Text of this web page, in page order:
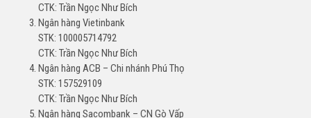
CTK: Trần Ngọc Như Bích
Ngân hàng Vietinbank
STK: 100005714792
CTK: Trần Ngọc Như Bích
Ngân hàng ACB – Chi nhánh Phú Thọ
STK: 157529109
CTK: Trần Ngọc Như Bích
Ngân hàng Sacombank – CN Gò Vấp